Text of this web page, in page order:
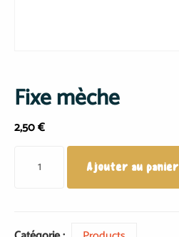
Fixe mèche
2,50€
Ajouter au panier